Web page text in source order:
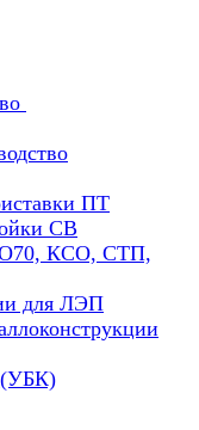
ПТ
СВ
КСО, СТП,
для ЛЭП
(УБК)